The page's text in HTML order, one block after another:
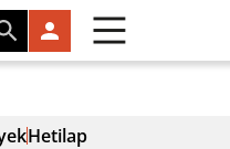
Hetilap